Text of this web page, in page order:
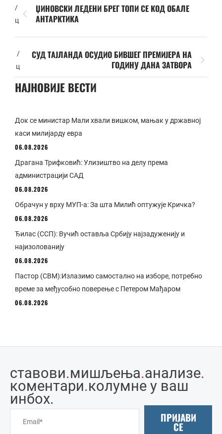
/
ц
ЏИНОВСКИ ЛЕДЕНИ БРЕГ ТОПИ СЕ КОД ОБАЛЕ
АНТАРКТИКА
/
ц
СУД ТАЈЛАНДА ОСУДИО БИВШЕГ ПРЕМИЈЕРА НА
ГОДИНУ ДАНА ЗАТВОРА
НАЈНОВИЈЕ ВЕСТИ
Док се министар Мали хвали вишком, мањак у државној
каси милијарду евра
06.08.2026
Драгана Трифковић: Улизиштво на делу према
администрацији САД
06.08.2026
Обрачун у врху МУП-а: За шта Милић оптужује Кричка?
06.08.2026
Ђилас (ССП): Вучић оставља Србију најзадуженију и
најизолованију
06.08.2026
Пастор (СВМ):Излазимо самостално на изборе, потребно
време за међусобно поверење с Петером Мађаром
06.08.2026
ставови.мишљења.анализе.
коментари.колумне у ваш
инбоx.
ПРИЈАВИ
СЕ